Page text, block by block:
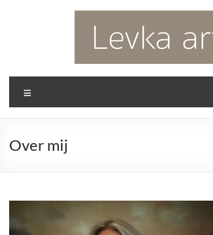
Levka
Art
vanuit
Over mij